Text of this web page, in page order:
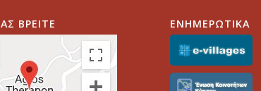
ΒΡΕΙΤΕ ΕΝΗΜΕΡΩΤΙΚΑ